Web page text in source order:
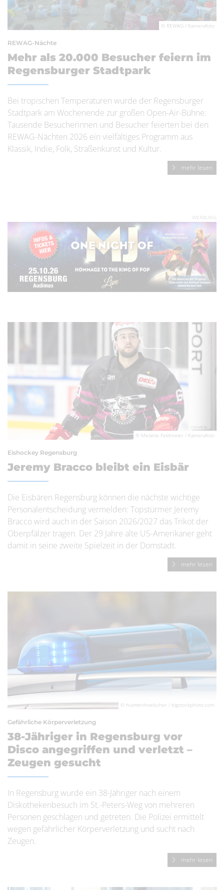
© REWAG / Kamerafoto
REWAG-Nächte
Mehr als 20.000 Besucher feiern im
Regensburger Stadtpark
Bei tropischen Temperaturen wurde der Regensburger
Stadtpark am Wochenende zur großen Open-Air-Bühne:
Tausende Besucherinnen und Besucher feierten bei den
REWAG-Nächten 2026 ein vielfältiges Programm aus
Klassik, Indie, Folk, Straßenkunst und Kultur.
mehr lesen
WERBUNG
© Melanie Feldmeier / Kamerafoto
Eishockey Regensburg
Jeremy Bracco bleibt ein Eisbär
Die Eisbären Regensburg können die nächste wichtige
Personalentscheidung vermelden: Topstürmer Jeremy
Bracco wird auch in der Saison 2026/2027 das Trikot der
Oberpfälzer tragen. Der 29 Jahre alte US-Amerikaner geht
damit in seine zweite Spielzeit in der Domstadt.
mehr lesen
© huettenhoelscher / bigstockphoto.com
Gefährliche Körperverletzung
38-Jähriger in Regensburg vor
Disco angegriffen und verletzt –
Zeugen gesucht
In Regensburg wurde ein 38-Jähriger nach einem
Diskothekenbesuch im St.-Peters-Weg von mehreren
Personen geschlagen und getreten. Die Polizei ermittelt
wegen gefährlicher Körperverletzung und sucht nach
Zeugen.
mehr lesen